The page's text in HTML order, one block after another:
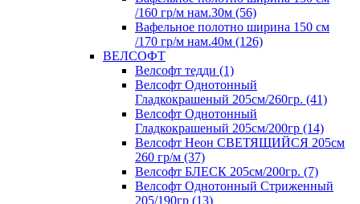
/160 гр/м нам.30м (56)
Вафельное полотно ширина 150 см
/170 гр/м нам.40м (126)
ВЕЛСОФТ
Велсофт тедди (1)
Велсофт Однотонный
Гладкокрашеный 205см/260гр. (41)
Велсофт Однотонный
Гладкокрашеный 205см/200гр (14)
Велсофт Неон СВЕТЯЩИЙСЯ 205см
260 гр/м (37)
Велсофт БЛЕСК 205см/200гр. (7)
Велсофт Однотонный Стриженный
205/190гр (13)